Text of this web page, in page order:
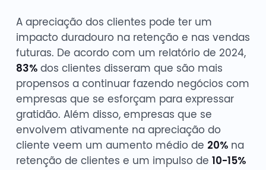
A apreciação dos clientes pode ter um
impacto duradouro na retenção e nas vendas
futuras. De acordo com um relatório de 2024,
83%dos clientes disseram que são mais
propensos a continuar fazendo negócios com
empresas que se esforçam para expressar
gratidão. Além disso, empresas que se
envolvem ativamente na apreciação do
cliente veem um aumento médio de 20%na
retenção de clientes e um impulso de 10-15%